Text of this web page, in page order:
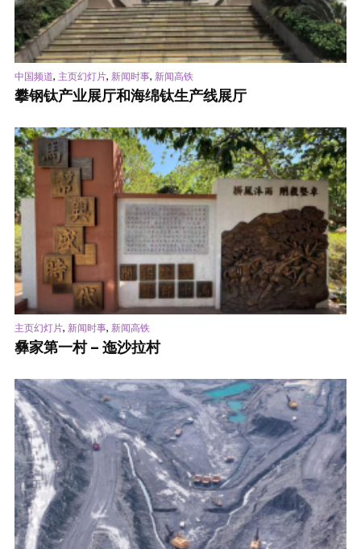
中国频道, 主页幻灯片, 新闻时事, 新闻高铁
攀钢钛产业展厅和海绵钛生产线展厅
主页幻灯片, 新闻时事, 新闻高铁
彝家第一村 – 迤沙拉村